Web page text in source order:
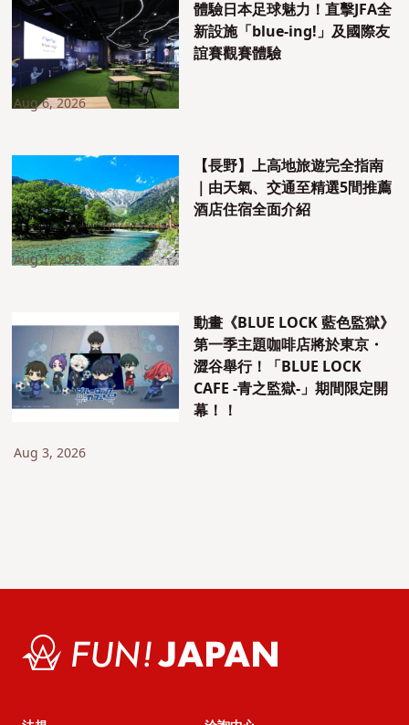
體驗日本足球魅力！直擊JFA全
新設施「blue-ing!」及國際友
誼賽觀賽體驗
Aug 6, 2026
【長野】上高地旅遊完全指南
｜由天氣、交通至精選5間推薦
酒店住宿全面介紹
Aug 1, 2026
動畫《BLUE LOCK 藍色監獄》
第一季主題咖啡店將於東京・
澀谷舉行！「BLUE LOCK
CAFE -青之監獄-」期間限定開
幕！！
Aug 3, 2026